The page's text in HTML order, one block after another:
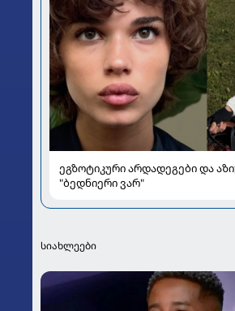
ეგზოტიკური არდადეგები და
"ბედნიერი ვარ"
სიახლეები